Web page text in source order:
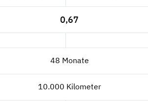
0,67
48 Monate
10.000 Kilometer